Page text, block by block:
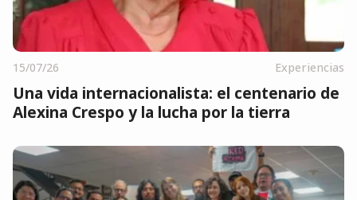
15/07/26 Experiencias
Una vida internacionalista: el centenario de
Alexina Crespo y la lucha por la tierra